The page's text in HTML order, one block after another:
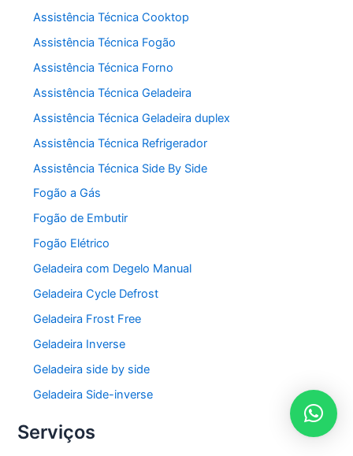
Assistência Técnica Cooktop
Assistência Técnica Fogão
Assistência Técnica Forno
Assistência Técnica Geladeira
Assistência Técnica Geladeira duplex
Assistência Técnica Refrigerador
Assistência Técnica Side By Side
Fogão a Gás
Fogão de Embutir
Fogão Elétrico
Geladeira com Degelo Manual
Geladeira Cycle Defrost
Geladeira Frost Free
Geladeira Inverse
Geladeira side by side
Geladeira Side-inverse
Serviços